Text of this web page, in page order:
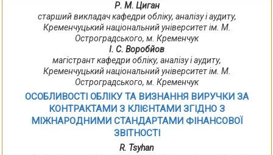
Р. М. Циган
старший викладач кафедри обліку, аналізу і аудиту,
Кременчуцький національний університет ім. М.
Остроградського, м. Кременчук
І. С. Воробйов
магістрант кафедри обліку, аналізу і аудиту,
Кременчуцький національний університет ім. М.
Остроградського, м. Кременчук
ОСОБЛИВОСТІ ОБЛІКУ ТА ВИЗНАННЯ ВИРУЧКИ ЗА
КОНТРАКТАМИ З КЛІЄНТАМИ ЗГІДНО З
МІЖНАРОДНИМИ СТАНДАРТАМИ ФІНАНСОВОЇ
ЗВІТНОСТІ
R. Tsyhan